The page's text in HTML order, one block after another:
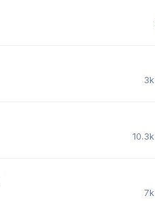
3k
10.3k
7k